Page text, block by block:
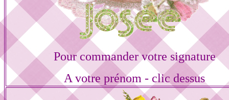
Pour commander votre signature
A votre prénom - clic dessus